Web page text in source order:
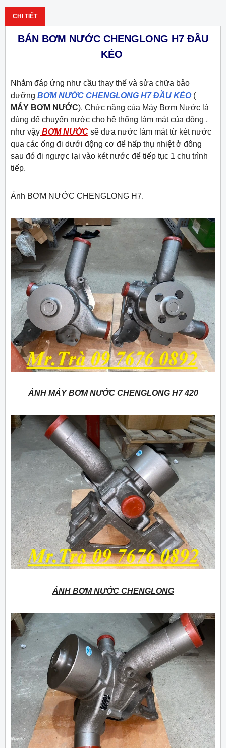
CHI TIẾT
BÁN BƠM NƯỚC CHENGLONG H7 ĐẦU
KÉO
Nhằm đáp ứng như cầu thay thế và sửa chữa bảo
dưỡng BƠM NƯỚC CHENGLONG H7 ĐẦU KÉO(
MÁY BƠM NƯỚC). Chức năng của Máy Bơm Nước là
dùng để chuyển nước cho hệ thống làm mát của động ,
như vậy BƠM NƯỚC sẽ đưa nước làm mát từ két nước
qua các ống đi dưới động cơ để hấp thụ nhiệt ở đông
sau đó đi ngược lại vào két nước để tiếp tục 1 chu trình
tiếp.
Ảnh BƠM NƯỚC CHENGLONG H7.
ẢNH MÁY BƠM NƯỚC CHENGLONG H7 420
ẢNH BƠM NƯỚC CHENGLONG